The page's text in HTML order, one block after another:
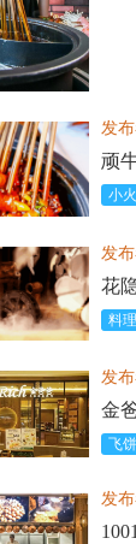
发
顽
小
发
花
料理
发
金
飞
发